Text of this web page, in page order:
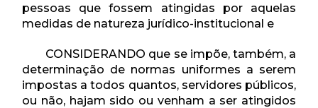
pessoas que fossem atingidas por aquelas
medidas de natureza jurídico-institucional e
CONSIDERANDO que se impõe, também, a
determinação de normas uniformes a serem
impostas a todos quantos, servidores públicos,
ou não, hajam sido ou venham a ser atingidos